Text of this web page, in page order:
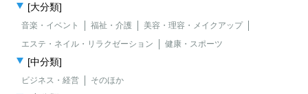
[大分類]
音楽・イベント 福祉・介護
美容・理容・メイクアップ
エステ・ネイル・リラクゼーション
健康・スポーツ
[中分類]
ビジネス・経営 そのほか